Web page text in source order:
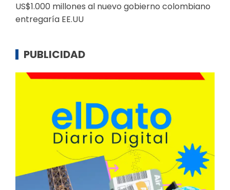
US$1.000 millones al nuevo gobierno colombiano
entregaría EE.UU
PUBLICIDAD